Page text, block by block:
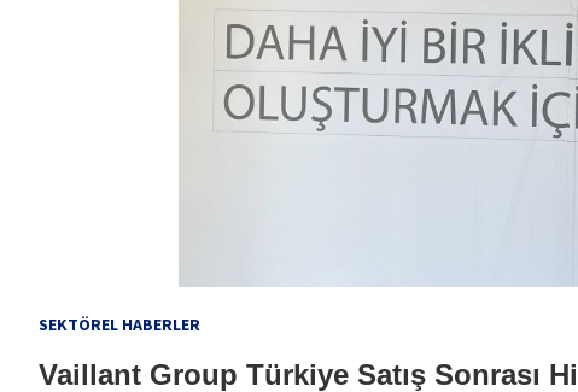
SEKTÖREL HABERLER
Vaillant Group Türkiye Satış Sonrası